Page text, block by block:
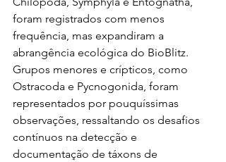
foram registrados com menos
frequência, mas expandiram a
abrangência ecológica do BioBlitz.
Grupos menores e crípticos, como
Ostracoda e Pycnogonida, foram
representados por pouquíssimas
observações, ressaltando os desafios
contínuos na detecção e
documentação de táxons de